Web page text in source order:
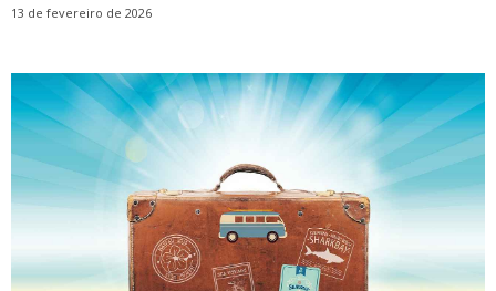
13 de fevereiro de 2026